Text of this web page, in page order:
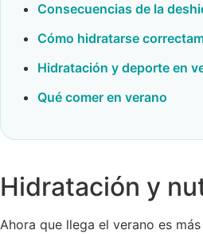
Consecuencias de la
Cómo hidratarse
Hidratación y deporte en
Qué comer en verano
Hidratación y
Ahora que llega el verano es